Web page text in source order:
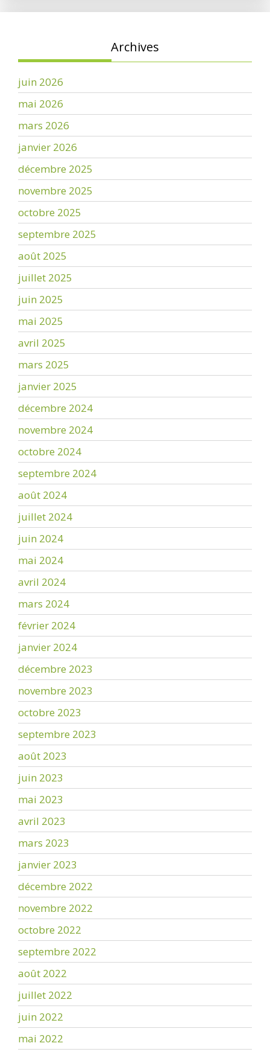
Archives
juin 2026
mai 2026
mars 2026
janvier 2026
décembre 2025
novembre 2025
octobre 2025
septembre 2025
août 2025
juillet 2025
juin 2025
mai 2025
avril 2025
mars 2025
janvier 2025
décembre 2024
novembre 2024
octobre 2024
septembre 2024
août 2024
juillet 2024
juin 2024
mai 2024
avril 2024
mars 2024
février 2024
janvier 2024
décembre 2023
novembre 2023
octobre 2023
septembre 2023
août 2023
juin 2023
mai 2023
avril 2023
mars 2023
janvier 2023
décembre 2022
novembre 2022
octobre 2022
septembre 2022
août 2022
juillet 2022
juin 2022
mai 2022